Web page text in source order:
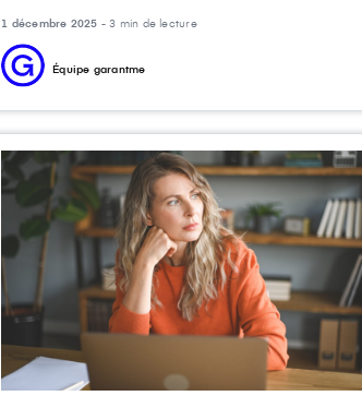
1 décembre 2025 -3 min de lecture
Équipe garantme